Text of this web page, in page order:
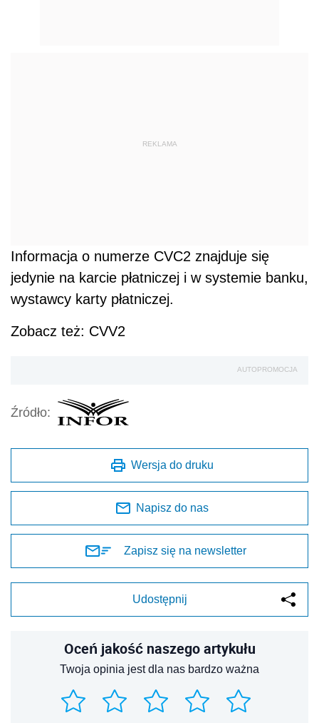
REKLAMA
Informacja o numerze CVC2 znajduje się
jedynie na karcie płatniczej i w systemie banku,
wystawcy karty płatniczej.
Zobacz też: CVV2
AUTOPROMOCJA
Źródło:
Wersja do druku
Napisz do nas
Zapisz się na newsletter
Udostępnij
Oceń jakość naszego artykułu
Twoja opinia jest dla nas bardzo ważna